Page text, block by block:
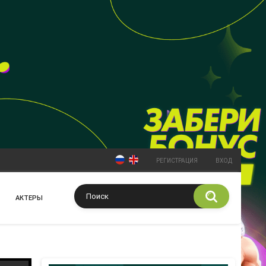
РЕГИСТРАЦИЯ ВХОД
АКТЕРЫ